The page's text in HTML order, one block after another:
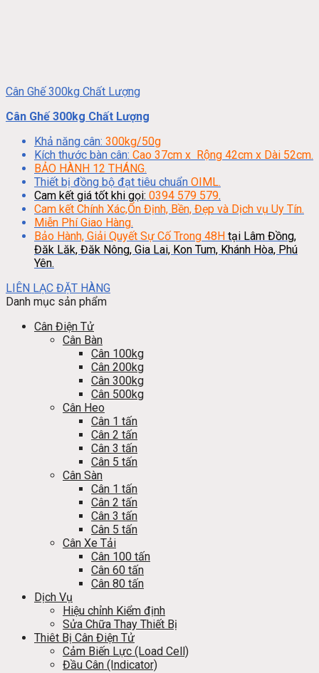
Cân Ghế 300kg Chất Lượng
Cân Ghế 300kg Chất Lượng
Khả năng cân: 300kg/50g
Kích thước bàn cân: Cao 37cm x Rộng 42cm x Dài 52cm.
BẢO HÀNH 12 THÁNG.
Thiết bị đồng bộ đạt tiêu chuẩn OIML.
Cam kết giá tốt khi gọi: 0394 579 579.
Cam kết Chính Xác,Ổn Định, Bền, Đẹp và Dịch vụ Uy Tín.
Miễn Phí Giao Hàng.
Bảo Hành, Giải Quyết Sự Cố Trong 48H tại Lâm Đồng,
Đăk Lăk, Đăk Nông, Gia Lai, Kon Tum, Khánh Hòa, Phú
Yên.
LIÊN LẠC ĐẶT HÀNG
Danh mục sản phẩm
Cân Điện Tử
Cân Bàn
Cân 100kg
Cân 200kg
Cân 300kg
Cân 500kg
Cân Heo
Cân 1 tấn
Cân 2 tấn
Cân 3 tấn
Cân 5 tấn
Cân Sàn
Cân 1 tấn
Cân 2 tấn
Cân 3 tấn
Cân 5 tấn
Cân Xe Tải
Cân 100 tấn
Cân 60 tấn
Cân 80 tấn
Dịch Vụ
Hiệu chỉnh Kiểm định
Sửa Chữa Thay Thiết Bị
Thiêt Bị Cân Điện Tử
Cảm Biến Lực (Load Cell)
Đầu Cân (Indicator)